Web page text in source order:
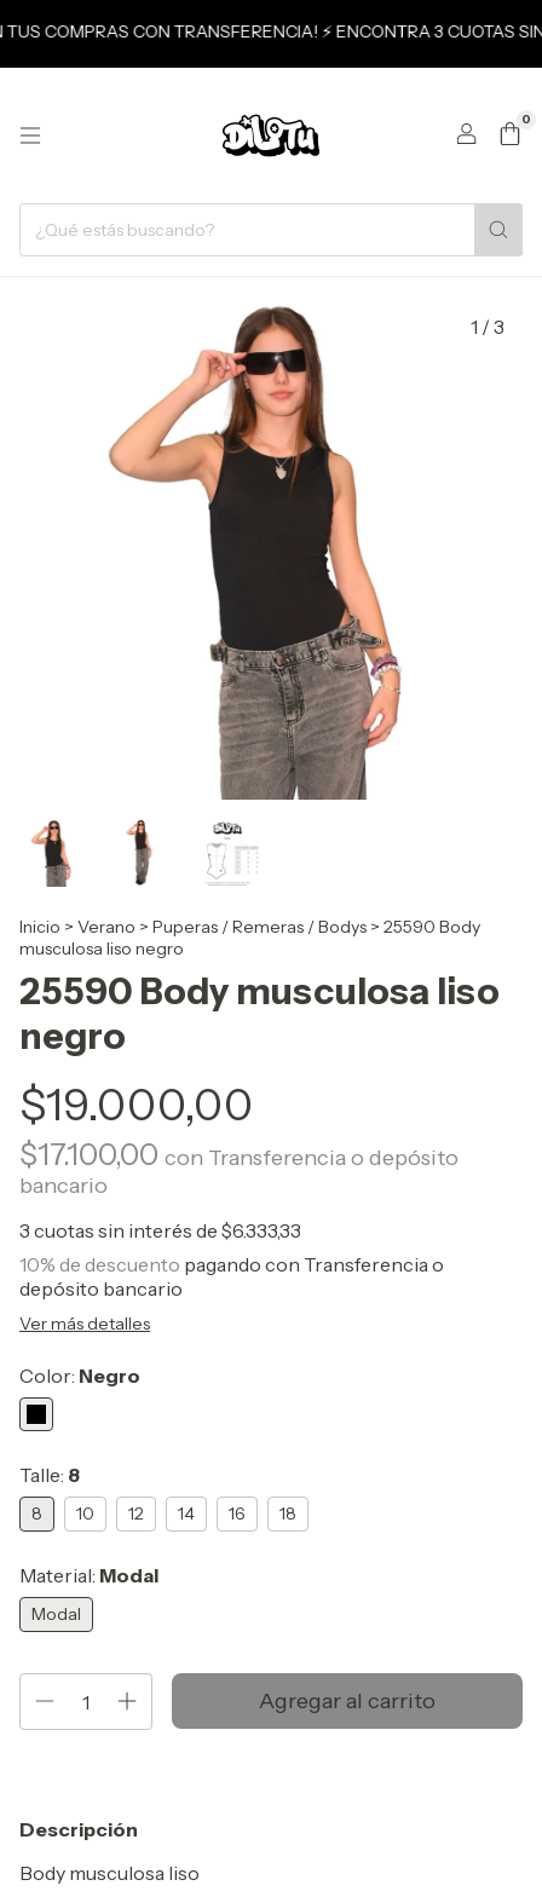
COMPRAS CON TRANSFERENCIA! ⚡ ENCONTRA 3 CUOTAS
0
1 / 3
Inicio > Verano > Puperas / Remeras / Bodys > 25590 Body
musculosa liso negro
25590 Body musculosa liso
negro
$19.000,00
$17.100,00 con Transferencia o depósito
bancario
3 cuotas sin interés de $6.333,33
10% de descuento pagando con Transferencia o
depósito bancario
Ver más detalles
Color: Negro
Talle: 8
8 10 12 14 16 18
Material: Modal
Modal
Descripción
Body musculosa liso